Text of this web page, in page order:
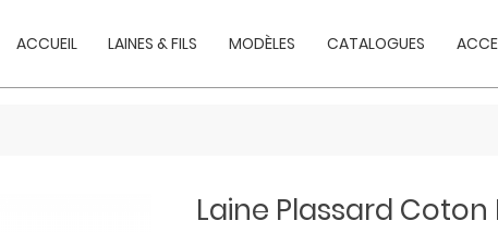
ACCUEIL LAINES & FILS MODÈLES CATALOGUES
Laine Plassard Coton